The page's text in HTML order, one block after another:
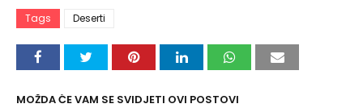
Tags Deserti
MOŽDA ĆE VAM SE SVIDJETI OVI POSTOVI